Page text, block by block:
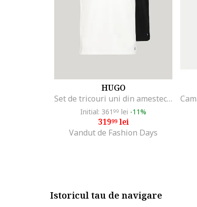
HUGO
Set de tricouri uni din amestec de bumbac - 2 piese, Negru/Alb optic
Initial: 361 99 lei -11%
31999lei
Vandut de Fashion Days
Istoricul tau de navigare